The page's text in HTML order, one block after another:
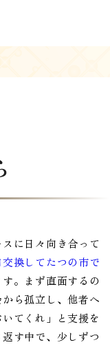
に日々向き合って
換してたつの市で
。まず直面するの
ら孤立し、他者へ
てくれ」と支援を
す中で、少しずつ